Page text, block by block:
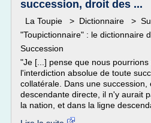
succession, droit des ...
La Toupie > Dictionnaire >
"Toupictionnaire" : le dictionnaire
Succession
"Je [...] pense que nous
l'interdiction absolue de toute
collatérale. Dans une succession,
descendante directe, il n'y aurait
la nation, et dans la ligne